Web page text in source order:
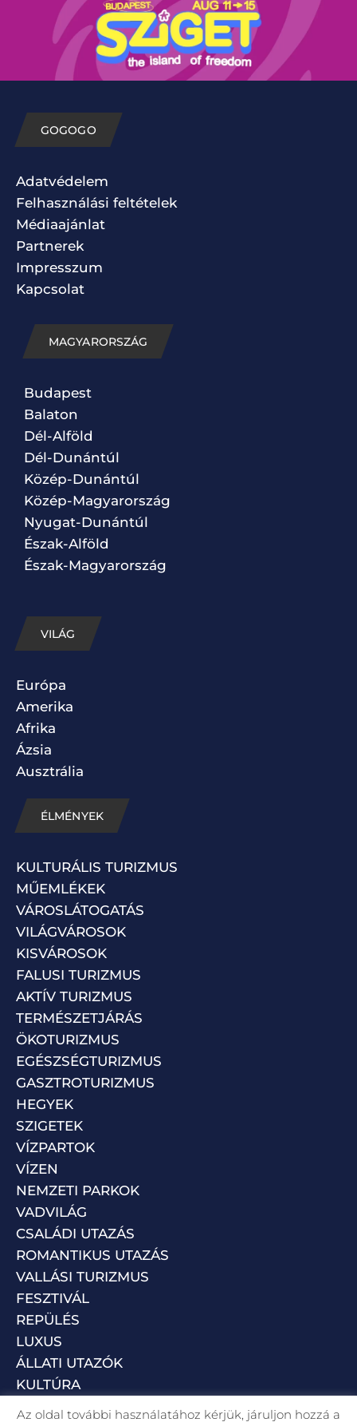
GOGOGO
Adatvédelem
Felhasználási feltételek
Médiaajánlat
Partnerek
Impresszum
Kapcsolat
MAGYARORSZÁG
Budapest
Balaton
Dél-Alföld
Dél-Dunántúl
Közép-Dunántúl
Közép-Magyarország
Nyugat-Dunántúl
Észak-Alföld
Észak-Magyarország
VILÁG
Európa
Amerika
Afrika
Ázsia
Ausztrália
ÉLMÉNYEK
KULTURÁLIS TURIZMUS
MŰEMLÉKEK
VÁROSLÁTOGATÁS
VILÁGVÁROSOK
KISVÁROSOK
FALUSI TURIZMUS
AKTÍV TURIZMUS
TERMÉSZETJÁRÁS
ÖKOTURIZMUS
EGÉSZSÉGTURIZMUS
GASZTROTURIZMUS
HEGYEK
SZIGETEK
VÍZPARTOK
VÍZEN
NEMZETI PARKOK
VADVILÁG
CSALÁDI UTAZÁS
ROMANTIKUS UTAZÁS
VALLÁSI TURIZMUS
FESZTIVÁL
REPÜLÉS
LUXUS
ÁLLATI UTAZÓK
KULTÚRA
Az oldal további használatához kérjük, járuljon hozzá a